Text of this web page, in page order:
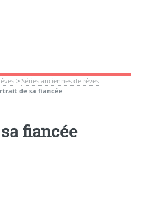
> Séries anciennes de rêves
de sa fiancée
fiancée